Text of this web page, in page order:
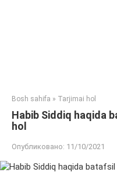
Bosh sahifa » Tarjimai hol
Habib Siddiq haqida
hol
Опубликовано: 11/10/2021